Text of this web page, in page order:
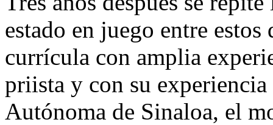
estado en juego entre estos
currícula con amplia
priista y con su
Autónoma de Sinaloa, el